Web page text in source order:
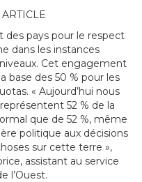
des pays pour le respect
dans les instances
Cet engagement
base des 50 % pour les
« Aujourd’hui nous
52 % de la
que de 52 %, même
politique aux décisions
sur cette terre »,
assistant au service
l’Ouest.